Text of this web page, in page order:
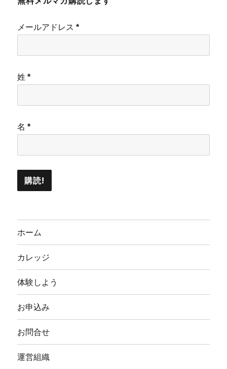
メールアドレス*
姓*
名*
ホーム
カレッジ
体験しよう
お申込み
お問合せ
運営組織